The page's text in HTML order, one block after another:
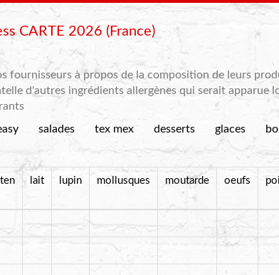
CARTE 2026 (France)
fournisseurs à propos de la composition de leurs
d'autres ingrédients allergènes qui serait apparue
salades tex mex desserts glaces
lait lupin mollusques moutarde oeufs